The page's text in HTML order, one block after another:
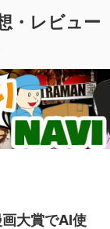
・レビュー
大賞でAI使